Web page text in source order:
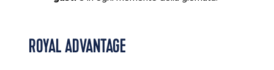
ROYAL ADVANTAGE